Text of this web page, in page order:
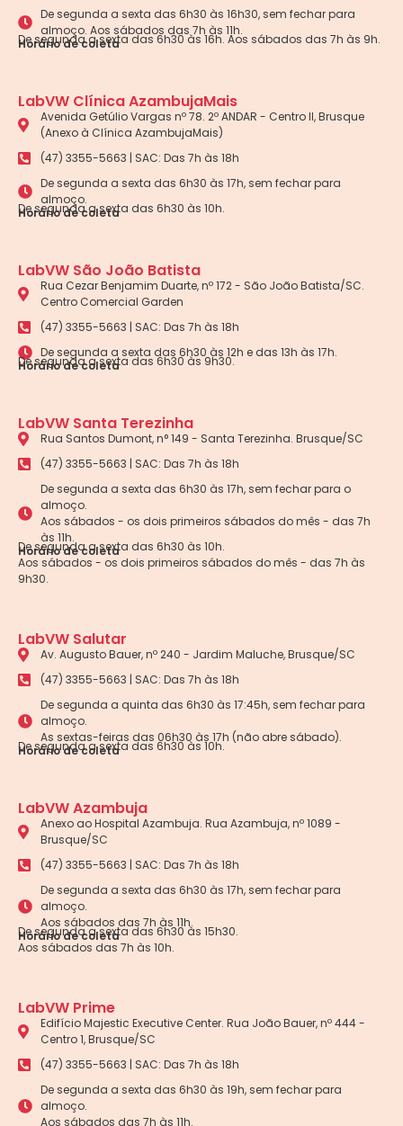
De segunda a sexta das 6h30 às 16h30, sem fechar para
almoço. Aos sábados das 7h às 11h.
Horário de coleta
De segunda a sexta das 6h30 às 16h. Aos sábados das 7h às 9h.
LabVW Clínica AzambujaMais
Avenida Getúlio Vargas nº 78. 2º ANDAR - Centro II, Brusque
(Anexo à Clínica AzambujaMais)
(47) 3355-5663 | SAC: Das 7h às 18h
De segunda a sexta das 6h30 às 17h, sem fechar para
almoço.
Horário de coleta
De segunda a sexta das 6h30 às 10h.
LabVW São João Batista
Rua Cezar Benjamim Duarte, nº 172 - São João Batista/SC.
Centro Comercial Garden
(47) 3355-5663 | SAC: Das 7h às 18h
De segunda a sexta das 6h30 às 12h e das 13h às 17h.
Horário de coleta
De segunda a sexta das 6h30 às 9h30.
LabVW Santa Terezinha
Rua Santos Dumont, n° 149 - Santa Terezinha. Brusque/SC
(47) 3355-5663 | SAC: Das 7h às 18h
De segunda a sexta das 6h30 às 17h, sem fechar para o
almoço.
Aos sábados - os dois primeiros sábados do mês - das 7h
às 11h.
Horário de coleta
De segunda a sexta das 6h30 às 10h.
Aos sábados - os dois primeiros sábados do mês - das 7h às
9h30.
LabVW Salutar
Av. Augusto Bauer, nº 240 - Jardim Maluche, Brusque/SC
(47) 3355-5663 | SAC: Das 7h às 18h
De segunda a quinta das 6h30 às 17:45h, sem fechar para
almoço.
As sextas-feiras das 06h30 às 17h (não abre sábado).
Horário de coleta
De segunda a sexta das 6h30 às 10h.
LabVW Azambuja
Anexo ao Hospital Azambuja. Rua Azambuja, nº 1089 -
Brusque/SC
(47) 3355-5663 | SAC: Das 7h às 18h
De segunda a sexta das 6h30 às 17h, sem fechar para
almoço.
Aos sábados das 7h às 11h.
Horário de coleta
De segunda a sexta das 6h30 às 15h30.
Aos sábados das 7h às 10h.
LabVW Prime
Edifício Majestic Executive Center. Rua João Bauer, nº 444 -
Centro 1, Brusque/SC
(47) 3355-5663 | SAC: Das 7h às 18h
De segunda a sexta das 6h30 às 19h, sem fechar para
almoço.
Aos sábados das 7h às 11h.